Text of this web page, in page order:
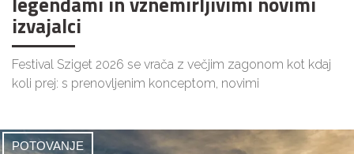
izvajalci
Festival Sziget 2026 se vrača z večjim zagonom kot kdaj
koli prej: s prenovljenim konceptom, novimi
POTOVANJE